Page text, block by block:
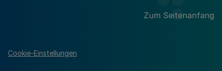
Zum Seitenanfang
Cookie-Einstellungen